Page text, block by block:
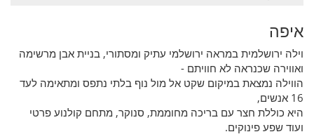
איפה
וילה ירושלמית במראה ירושלמי עתיק ומסתורי, בניית אבן מרשימה
ואווירה שכנראה לא חוויתם -
הווילה נמצאת במיקום שקט אל מול נוף בלתי נתפס ומתאימה לעד
16 אנשים,
היא כוללת חצר עם בריכה מחוממת, סנוקר, מתחם קולנוע פרטי
ועוד שפע פינוקים.